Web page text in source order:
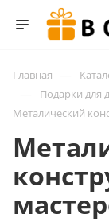
Главная —
— Подарки для
Металический